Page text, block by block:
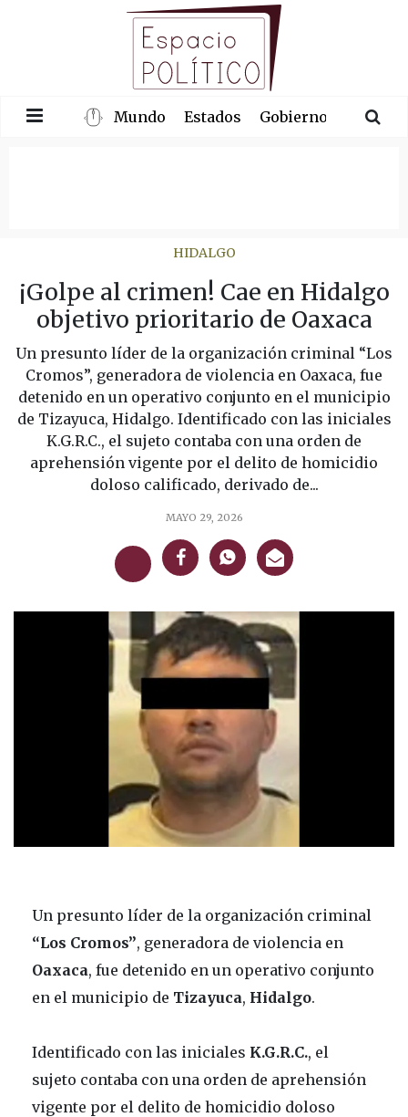
Mundo Estados Gobierno
HIDALGO
¡Golpe al crimen! Cae en Hidalgo
objetivo prioritario de Oaxaca
Un presunto líder de la organización criminal “Los
Cromos”, generadora de violencia en Oaxaca, fue
detenido en un operativo conjunto en el municipio
de Tizayuca, Hidalgo. Identificado con las iniciales
K.G.R.C., el sujeto contaba con una orden de
aprehensión vigente por el delito de homicidio
doloso calificado, derivado de...
MAYO 29, 2026
Un presunto líder de la organización criminal
“Los Cromos”, generadora de violencia en
Oaxaca, fue detenido en un operativo conjunto
en el municipio de Tizayuca, Hidalgo.
Identificado con las iniciales K.G.R.C., el
sujeto contaba con una orden de aprehensión
vigente por el delito de homicidio doloso